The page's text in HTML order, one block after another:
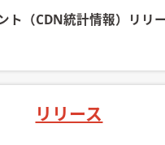
ト（CDN統計情報）リリ
リリース